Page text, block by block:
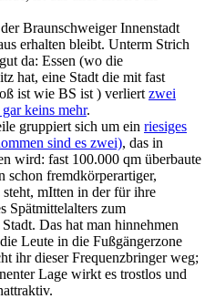
Braunschweiger Innenstadt
erhalten bleibt. Unterm Strich
da: Essen (wo die
hat, eine Stadt die mit fast
ist wie BS ist ) verliert zwei
keins mehr.
gruppiert sich um ein riesiges
sind es zwei), das in
wird: fast 100.000 qm überbaute
schon fremdkörperartiger,
mItten in der für ihre
Spätmittelalters zum
Das hat man hinnehmen
Leute in die Fußgängerzone
ihr dieser Frequenzbringer weg;
Lage wirkt es trostlos und